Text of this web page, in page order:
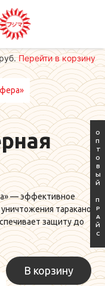
ОПТОВЫЙ ПРАЙС
Перейти в корзину
— эффективное
тараканов
защиту до